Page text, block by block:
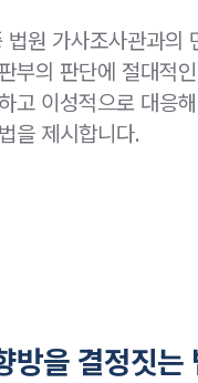
법원 가사조사관과의
부의 판단에 절대적
고 이성적으로 대응
을 제시합니다.
방을 결정짓는